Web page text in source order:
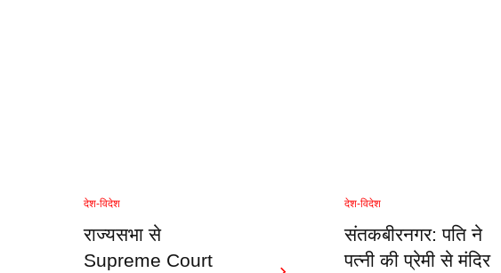
देश-विदेश
राज्यसभा से
Supreme Court
देश-विदेश
संतकबीरनगर: पति ने
पत्नी की प्रेमी से मंदिर